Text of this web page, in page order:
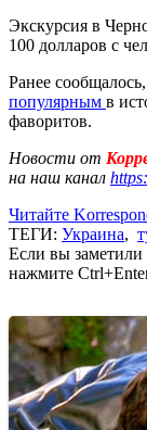
Экскурсия в
100 долларов с
Ранее
популярным в
фаворитов.
Новости от
на наш канал
Читайте
ТЕГИ: Украина,
Если вы
нажмите